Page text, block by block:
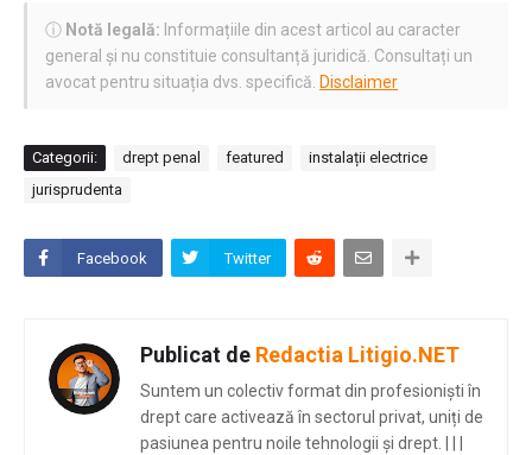
ⓘ Notă legală: Informațiile din acest articol au caracter
general și nu constituie consultanță juridică. Consultați un
avocat pentru situația dvs. specifică. Disclaimer
Categorii: drept penal featured
instalații electrice
jurisprudenta
Facebook Twitter
Publicat de Redactia Litigio.NET
Suntem un colectiv format din profesioniști în
drept care activează în sectorul privat, uniți de
pasiunea pentru noile tehnologii și drept.